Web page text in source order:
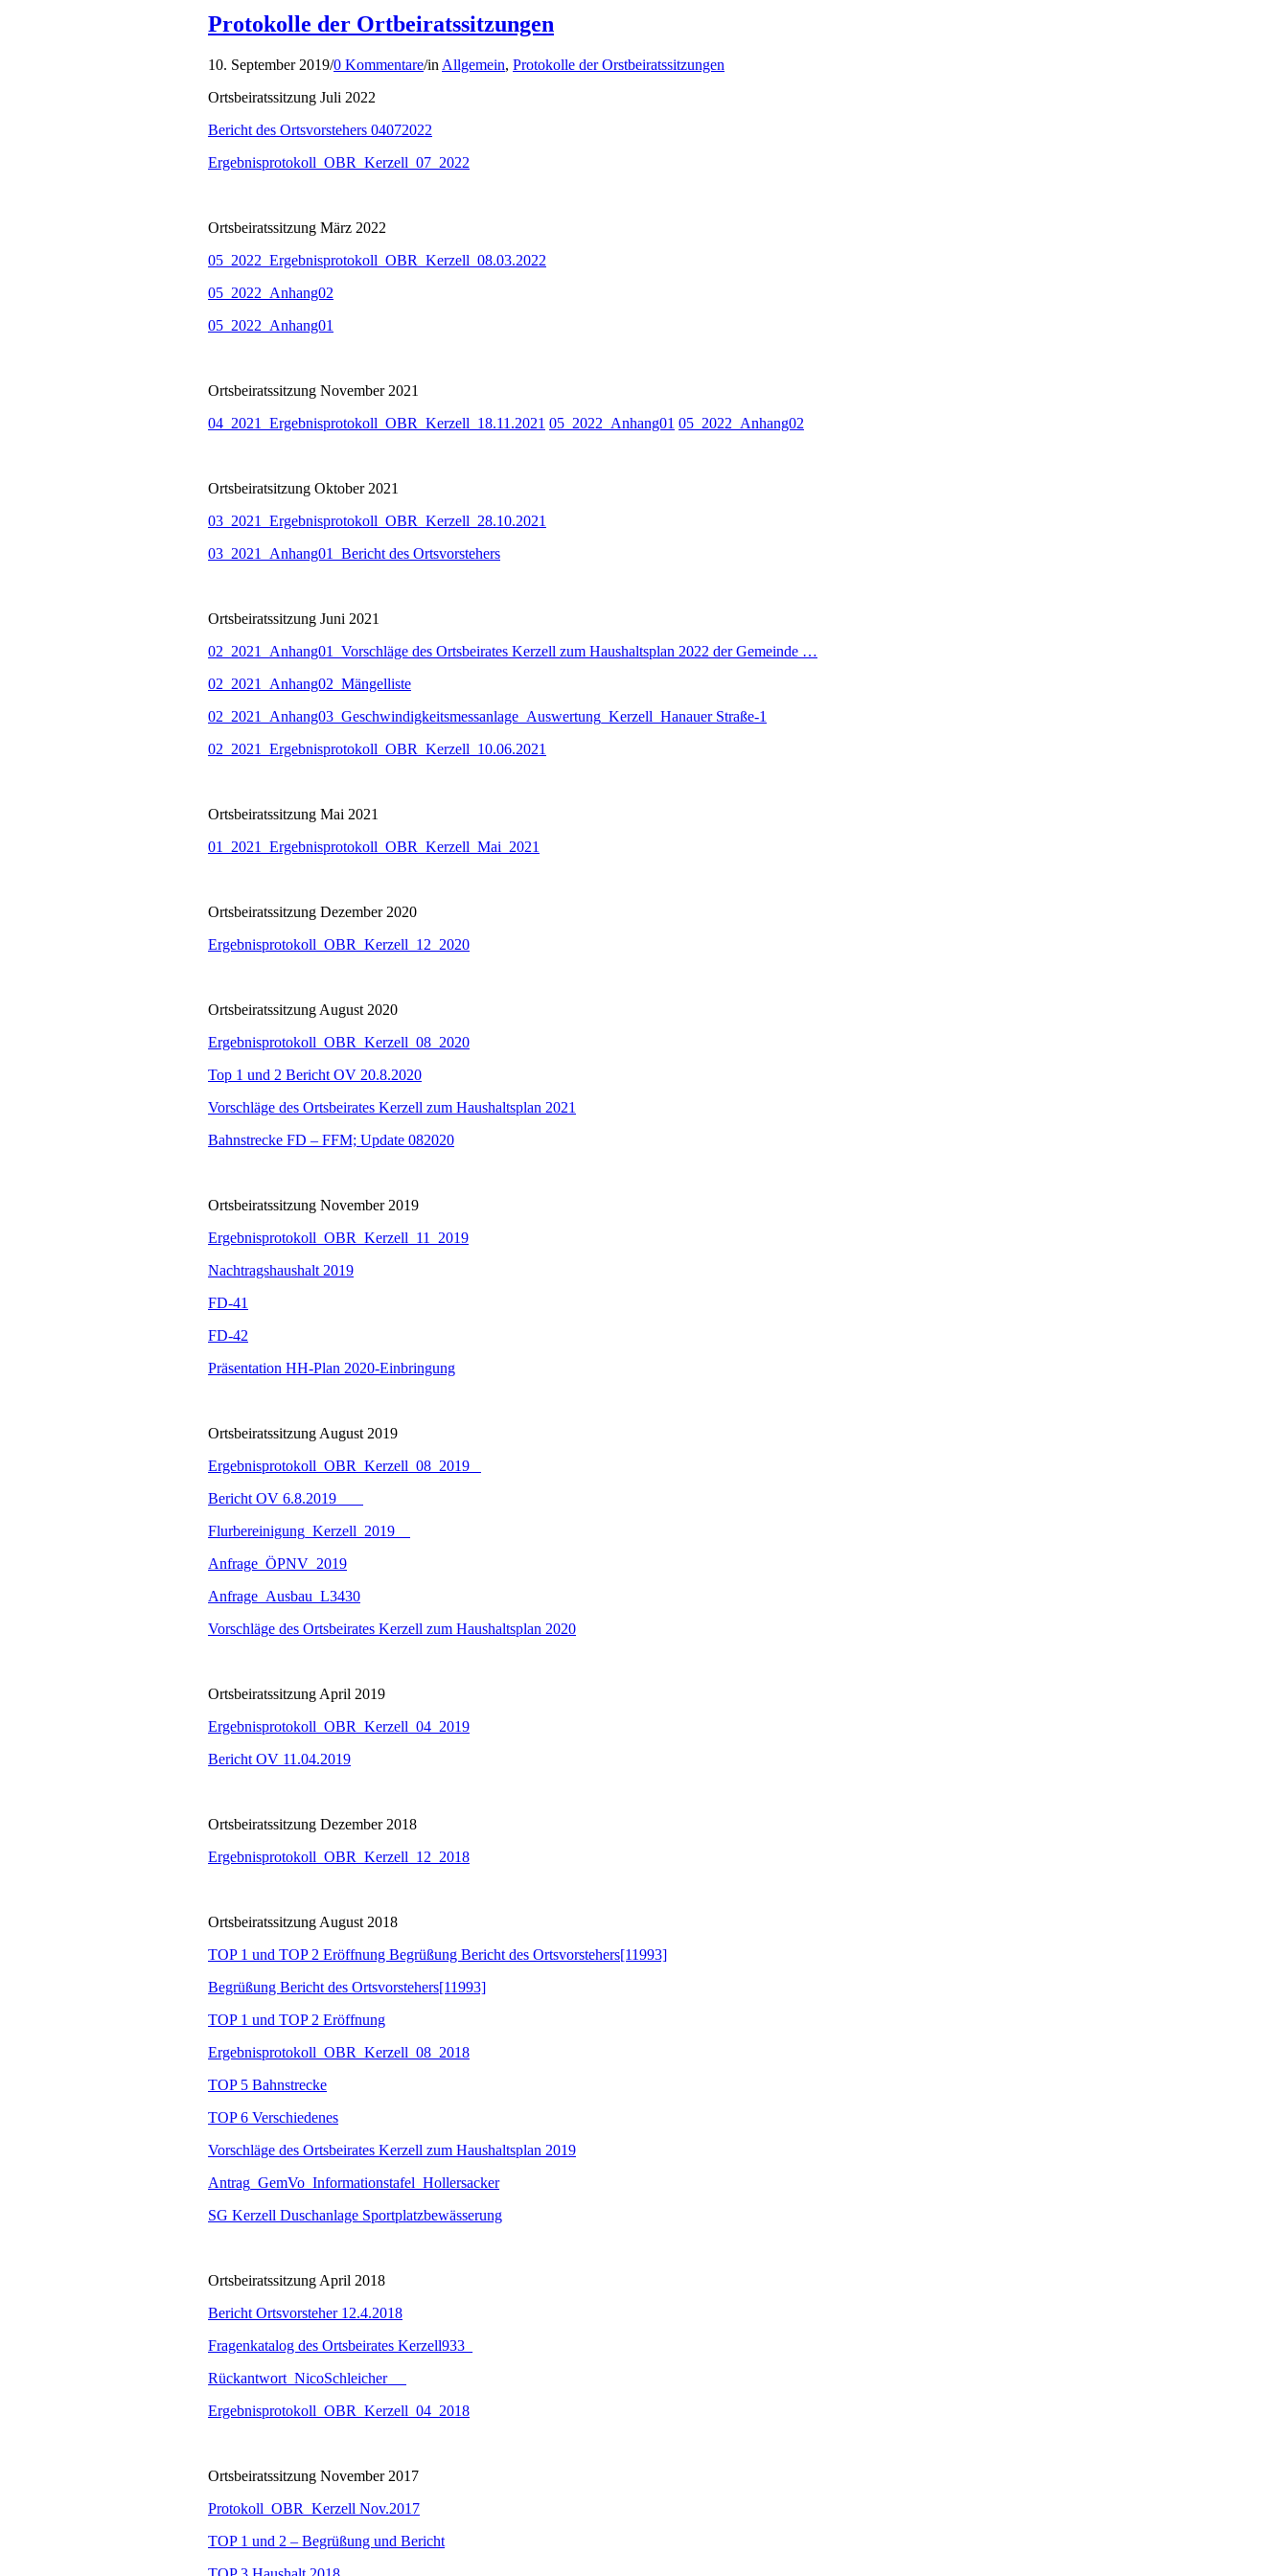
Protokolle der Ortbeiratssitzungen
10. September 2019/0 Kommentare/in Allgemein, Protokolle der Orstbeiratssitzungen
Ortsbeiratssitzung Juli 2022
Bericht des Ortsvorstehers 04072022
Ergebnisprotokoll_OBR_Kerzell_07_2022
Ortsbeiratssitzung März 2022
05_2022_Ergebnisprotokoll_OBR_Kerzell_08.03.2022
05_2022_Anhang02
05_2022_Anhang01
Ortsbeiratssitzung November 2021
04_2021_Ergebnisprotokoll_OBR_Kerzell_18.11.2021 05_2022_Anhang01 05_2022_Anhang02
Ortsbeiratsitzung Oktober 2021
03_2021_Ergebnisprotokoll_OBR_Kerzell_28.10.2021
03_2021_Anhang01_Bericht des Ortsvorstehers
Ortsbeiratssitzung Juni 2021
02_2021_Anhang01_Vorschläge des Ortsbeirates Kerzell zum Haushaltsplan 2022 der Gemeinde …
02_2021_Anhang02_Mängelliste
02_2021_Anhang03_Geschwindigkeitsmessanlage_Auswertung_Kerzell_Hanauer Straße-1
02_2021_Ergebnisprotokoll_OBR_Kerzell_10.06.2021
Ortsbeiratssitzung Mai 2021
01_2021_Ergebnisprotokoll_OBR_Kerzell_Mai_2021
Ortsbeiratssitzung Dezember 2020
Ergebnisprotokoll_OBR_Kerzell_12_2020
Ortsbeiratssitzung August 2020
Ergebnisprotokoll_OBR_Kerzell_08_2020
Top 1 und 2 Bericht OV 20.8.2020
Vorschläge des Ortsbeirates Kerzell zum Haushaltsplan 2021
Bahnstrecke FD – FFM; Update 082020
Ortsbeiratssitzung November 2019
Ergebnisprotokoll_OBR_Kerzell_11_2019
Nachtragshaushalt 2019
FD-41
FD-42
Präsentation HH-Plan 2020-Einbringung
Ortsbeiratssitzung August 2019
Ergebnisprotokoll_OBR_Kerzell_08_2019
Bericht OV 6.8.2019
Flurbereinigung_Kerzell_2019
Anfrage_ÖPNV_2019
Anfrage_Ausbau_L3430
Vorschläge des Ortsbeirates Kerzell zum Haushaltsplan 2020
Ortsbeiratssitzung April 2019
Ergebnisprotokoll_OBR_Kerzell_04_2019
Bericht OV 11.04.2019
Ortsbeiratssitzung Dezember 2018
Ergebnisprotokoll_OBR_Kerzell_12_2018
Ortsbeiratssitzung August 2018
TOP 1 und TOP 2 Eröffnung Begrüßung Bericht des Ortsvorstehers[11993]
Begrüßung Bericht des Ortsvorstehers[11993]
TOP 1 und TOP 2 Eröffnung
Ergebnisprotokoll_OBR_Kerzell_08_2018
TOP 5 Bahnstrecke
TOP 6 Verschiedenes
Vorschläge des Ortsbeirates Kerzell zum Haushaltsplan 2019
Antrag_GemVo_Informationstafel_Hollersacker
SG Kerzell Duschanlage Sportplatzbewässerung
Ortsbeiratssitzung April 2018
Bericht Ortsvorsteher 12.4.2018
Fragenkatalog des Ortsbeirates Kerzell933_
Rückantwort_NicoSchleicher
Ergebnisprotokoll_OBR_Kerzell_04_2018
Ortsbeiratssitzung November 2017
Protokoll_OBR_Kerzell Nov.2017
TOP 1 und 2 – Begrüßung und Bericht